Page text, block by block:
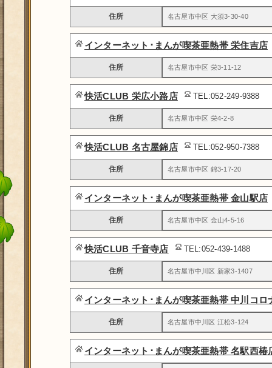
住所 名古屋市中区 大須3-30-40
インターネット･まんが喫茶亜熱帯 栄住吉店
住所 名古屋市中区 栄3-11-12
快活CLUB 栄広小路店 TEL:052-249-9388
住所 名古屋市中区 栄4-2-8
快活CLUB 名古屋錦店 TEL:052-950-7388
住所 名古屋市中区 錦3-17-20
インターネット･まんが喫茶亜熱帯 金山駅店
住所 名古屋市中区 金山4-5-16
快活CLUB 千音寺店 TEL:052-439-1488
住所 名古屋市中川区 新家3-1407
インターネット･まんが喫茶亜熱帯 中川コロ
住所 名古屋市中川区 江松3-124
インターネット･まんが喫茶亜熱帯 名駅西椿